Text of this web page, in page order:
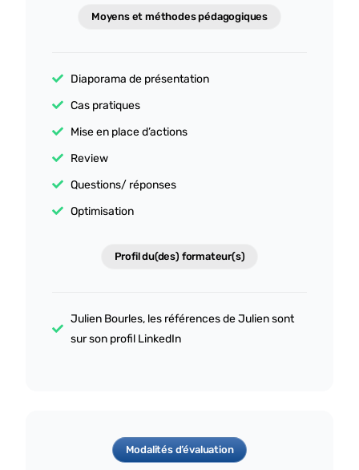
pour sa pédagogie, sa bienveillance et sa capacité à
méthode de travail et une nouvelle façon d'aborder
LinkedIn.
personnes qui souhaitent développer une présence
LinkedIn efficace, authentique et durable.
cette belle expérience !
Moyens et méthodes pédagogiques
Diaporama de présentation
Cas pratiques
Mise en place d’actions
Review
Questions/ réponses
Optimisation
Profil du(des) formateur(s)
Julien Bourles, les références de Julien sont
sur son profil LinkedIn
Modalités d’évaluation